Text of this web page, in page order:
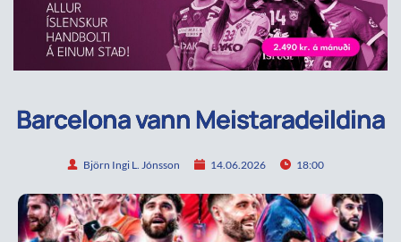
Barcelona vann Meistaradeildina
Björn Ingi L. Jónsson 14.06.2026 18:00